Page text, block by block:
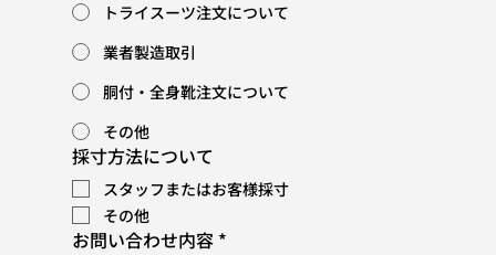
トライスーツ注文について
業者製造取引
胴付・全身靴注文について
その他
採寸方法について
スタッフまたはお客様採寸
その他
お問い合わせ内容 *